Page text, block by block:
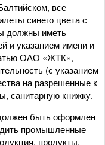
все
синего цвета с
должны иметь
и указанием имени и
ОАО «ЖТК»,
(с указанием
на разрешенные к
санитарную книжку.
быть оформлен
промышленные
продукты.